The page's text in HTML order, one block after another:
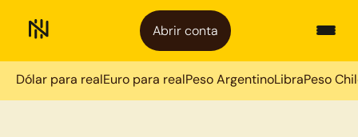
Abrir conta
Dólar para realEuro para realPeso ArgentinoLibraPeso